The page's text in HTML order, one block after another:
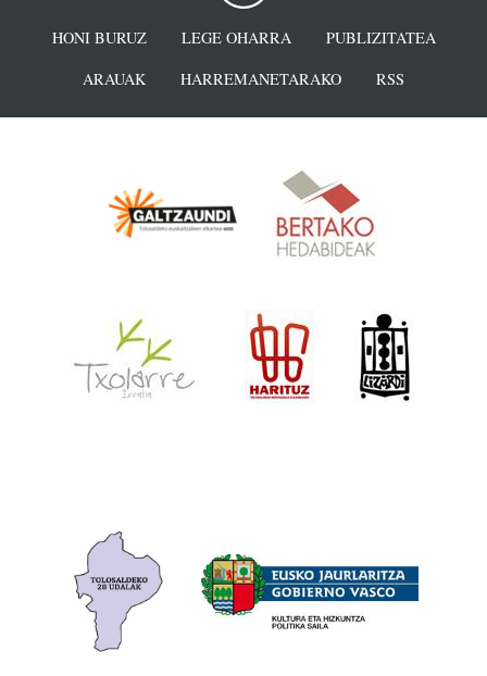
HONI BURUZ LEGE OHARRA
PUBLIZITATEA
ARAUAK
HARREMANETARAKO RSS